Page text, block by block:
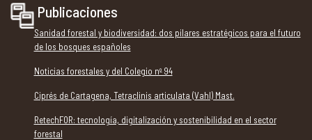
Publicaciones
Sanidad forestal y biodiversidad: dos pilares estratégicos para el futuro
de los bosques españoles
Noticias forestales y del Colegio nº 94
Ciprés de Cartagena, Tetraclinis articulata (Vahl) Mast.
RetechFOR: tecnología, digitalización y sostenibilidad en el sector
forestal